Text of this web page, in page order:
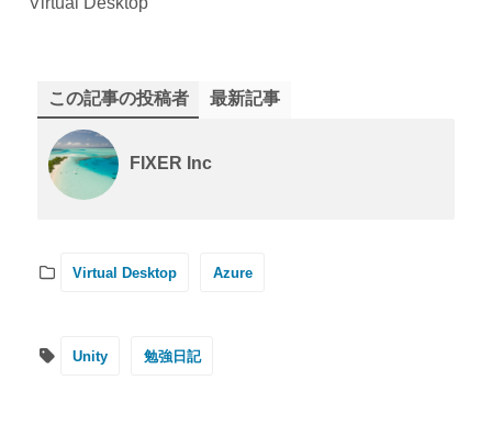
この記事の投稿者 最新記事
FIXER Inc
Virtual Desktop Azure
Unity 勉強日記